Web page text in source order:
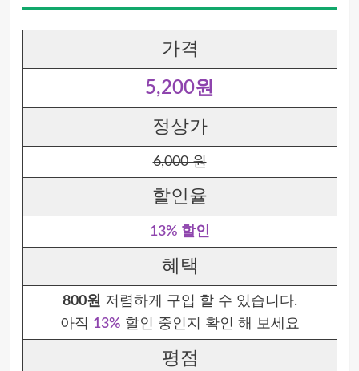
가격
5,200원
정상가
6,000 원
할인율
13% 할인
혜택
800원 저렴하게 구입 할 수 있습니다.
아직 13% 할인 중인지 확인 해 보세요
평점